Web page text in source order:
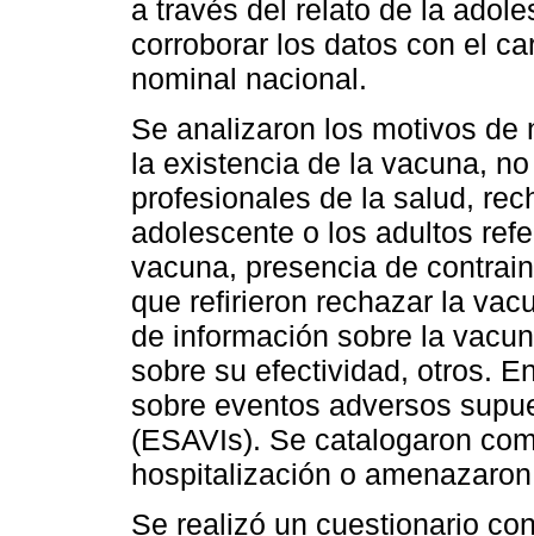
a través del relato de la
corroborar los datos con el
nominal nacional.
Se analizaron los motivos
la existencia de la vacuna,
profesionales de la salud,
adolescente o los adultos
vacuna, presencia de
que refirieron rechazar la
de información sobre la
sobre su efectividad, otros.
sobre eventos adversos
(ESAVIs). Se catalogaron
hospitalización o
Se realizó un cuestionario